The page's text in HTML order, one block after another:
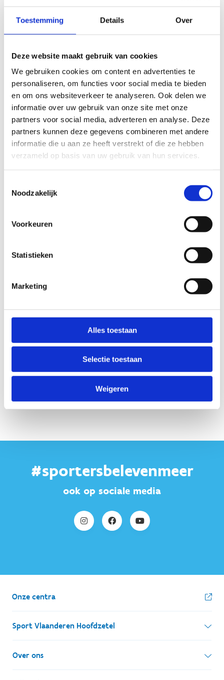
Toestemming Details Over
Deze website maakt gebruik van cookies
We gebruiken cookies om content en advertenties te
personaliseren, om functies voor social media te bieden
en om ons websiteverkeer te analyseren. Ook delen we
informatie over uw gebruik van onze site met onze
partners voor social media, adverteren en analyse. Deze
partners kunnen deze gegevens combineren met andere
informatie die u aan ze heeft verstrekt of die ze hebben
verzameld op basis van uw gebruik van hun services.
Noodzakelijk
Voorkeuren
Statistieken
Marketing
Alles toestaan
Selectie toestaan
Weigeren
Vink aan wat van toepassing is voor u
Voetbal
Ik ben momenteel niet ingeschreven voor
FriendlyCaptcha ⇗
#sportersbelevenmeer
ook op sociale media
Onze centra
Sport Vlaanderen Hoofdzetel
Simon Bolivarlaan 17
1000 Brussel
Over ons